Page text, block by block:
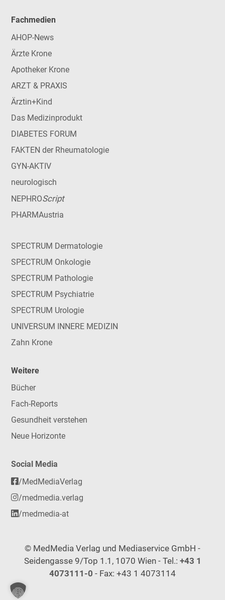
Fachmedien
AHOP-News
Ärzte Krone
Apotheker Krone
ARZT & PRAXIS
Ärztin+Kind
Das Medizinprodukt
DIABETES FORUM
FAKTEN der Rheumatologie
GYN-AKTIV
neurologisch
NEPHROScript
PHARMAustria
SPECTRUM Dermatologie
SPECTRUM Onkologie
SPECTRUM Pathologie
SPECTRUM Psychiatrie
SPECTRUM Urologie
UNIVERSUM INNERE MEDIZIN
Zahn Krone
Weitere
Bücher
Fach-Reports
Gesundheit verstehen
Neue Horizonte
Social Media
/MedMediaVerlag
/medmedia.verlag
/medmedia-at
© MedMedia Verlag und Mediaservice GmbH -
Seidengasse 9/Top 1.1, 1070 Wien - Tel.: +43 1
4073111-0 - Fax: +43 1 4073114